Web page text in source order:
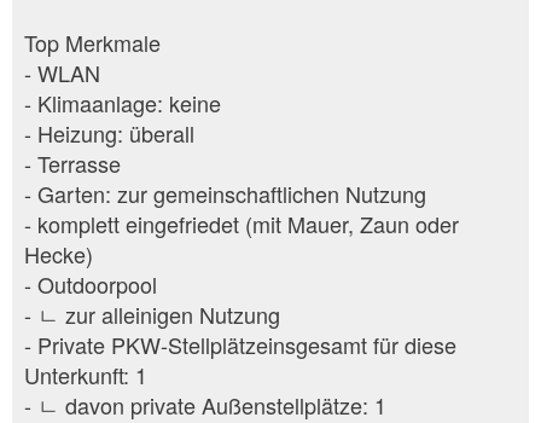
Top Merkmale
- WLAN
- Klimaanlage: keine
- Heizung: überall
- Terrasse
- Garten: zur gemeinschaftlichen Nutzung
- komplett eingefriedet (mit Mauer, Zaun oder
Hecke)
- Outdoorpool
- ㄴ zur alleinigen Nutzung
- Private PKW-Stellplätzeinsgesamt für diese
Unterkunft: 1
- ㄴ davon private Außen­stellplätze: 1